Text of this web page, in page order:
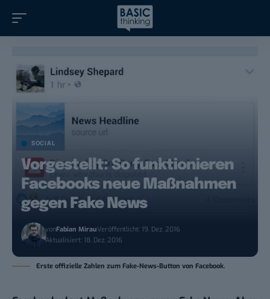
SOCIAL
Vorgestellt: So funktionieren
Facebooks neue Maßnahmen
gegen Fake News
vonFabian MirauVeröffentlicht: 19. Dez. 2016
Aktualisiert: 18. Dez. 2016
Erste offizielle Zahlen zum Fake-News-Button von Facebook.